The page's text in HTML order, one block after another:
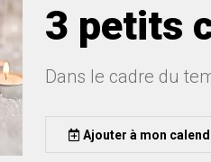
3 petits
Dans le cadre du
Ajouter à mon